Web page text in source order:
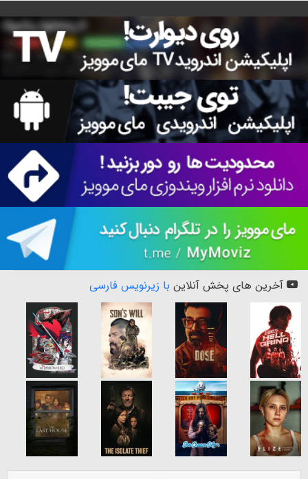
آخرین های پخش آنلاین با زیرنویس فارسی